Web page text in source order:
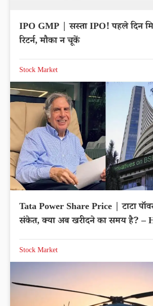
IPO GMP | सस्ता IPO! पहले दिन
रिटर्न, मौका न चूकें
Stock Market
Tata Power Share Price | टाटा
संकेत,
Stock Market